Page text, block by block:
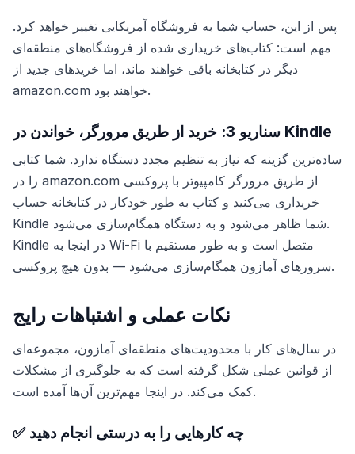
پس از این، حساب شما به فروشگاه آمریکایی تغییر خواهد کرد.
مهم است: کتاب‌های خریداری شده از فروشگاه‌های منطقه‌ای
دیگر در کتابخانه باقی خواهند ماند، اما خریدهای جدید از
amazon.com خواهند بود.
سناریو 3: خرید از طریق مرورگر، خواندن در Kindle
ساده‌ترین گزینه که نیاز به تنظیم مجدد دستگاه ندارد. شما کتابی
را در amazon.com از طریق مرورگر کامپیوتر با پروکسی
خریداری می‌کنید و کتاب به طور خودکار در کتابخانه حساب
Kindle شما ظاهر می‌شود و به دستگاه همگام‌سازی می‌شود.
Kindle در اینجا به Wi-Fi متصل است و به طور مستقیم با
سرورهای آمازون همگام‌سازی می‌شود — بدون هیچ پروکسی.
نکات عملی و اشتباهات رایج
در سال‌های کار با محدودیت‌های منطقه‌ای آمازون، مجموعه‌ای
از قوانین عملی شکل گرفته است که به جلوگیری از مشکلات
کمک می‌کند. در اینجا مهم‌ترین آن‌ها آمده است.
✅ چه کارهایی را به درستی انجام دهید